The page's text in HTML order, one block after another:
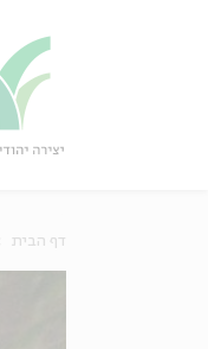
דף הבית